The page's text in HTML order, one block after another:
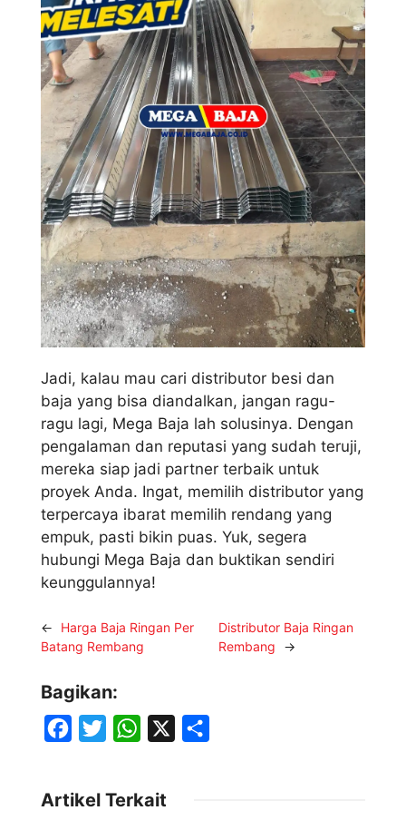
Jadi, kalau mau cari distributor besi dan
baja yang bisa diandalkan, jangan ragu-
ragu lagi, Mega Baja lah solusinya. Dengan
pengalaman dan reputasi yang sudah teruji,
mereka siap jadi partner terbaik untuk
proyek Anda. Ingat, memilih distributor yang
terpercaya ibarat memilih rendang yang
empuk, pasti bikin puas. Yuk, segera
hubungi Mega Baja dan buktikan sendiri
keunggulannya!
←
Harga Baja Ringan Per
Batang Rembang
Distributor Baja Ringan
Rembang
→
Bagikan:
e
t
W
t
Artikel Terkait